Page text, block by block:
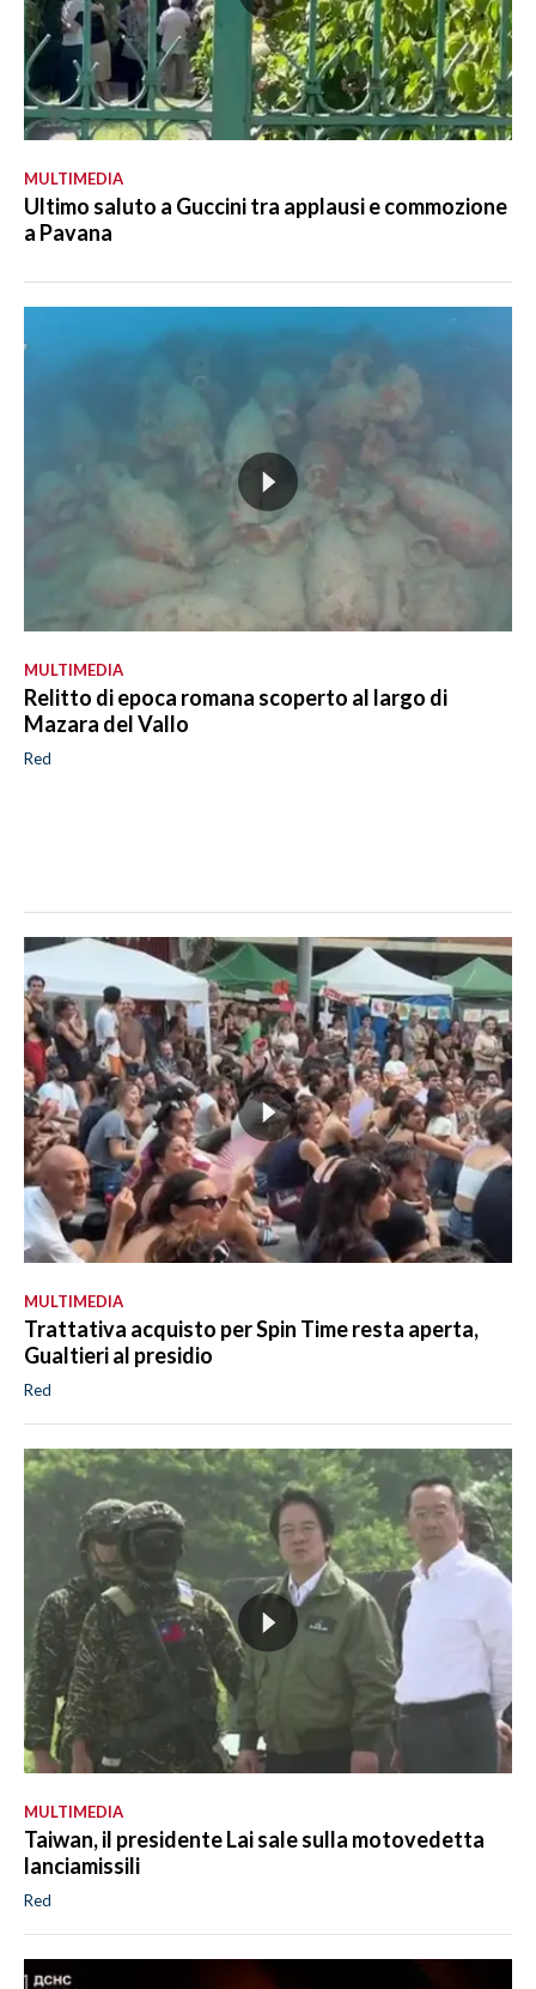
MULTIMEDIA
Ultimo saluto a Guccini tra applausi e commozione
a Pavana
MULTIMEDIA
Relitto di epoca romana scoperto al largo di
Mazara del Vallo
Red
MULTIMEDIA
Trattativa acquisto per Spin Time resta aperta,
Gualtieri al presidio
Red
MULTIMEDIA
Taiwan, il presidente Lai sale sulla motovedetta
lanciamissili
Red